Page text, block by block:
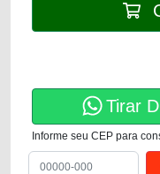
Tirar
Informe seu CEP para